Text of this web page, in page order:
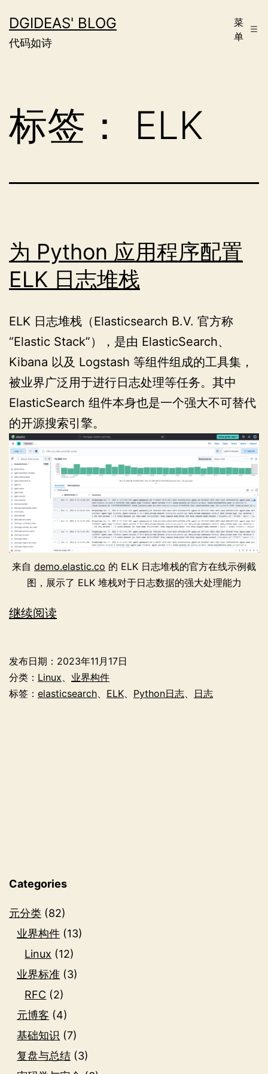
至
内
DGIDEAS' BLOG
代码如诗
菜
单
标签： ELK
为 Python 应用程序配置
ELK 日志堆栈
ELK 日志堆栈（Elasticsearch B.V. 官方称
“Elastic Stack”），是由 ElasticSearch、
Kibana 以及 Logstash 等组件组成的工具集，
被业界广泛用于进行日志处理等任务。其中
ElasticSearch 组件本身也是一个强大不可替代
的开源搜索引擎。
来自 demo.elastic.co 的 ELK 日志堆栈的官方在线示例截
图，展示了 ELK 堆栈对于日志数据的强大处理能力
继续阅读
用
程
发布日期： 2023年11月17日
分类： Linux、 业界构件
标签： elasticsearch、 ELK、 Python日志、 日志
Categories
元分类 (82)
业界构件 (13)
Linux (12)
业界标准 (3)
RFC (2)
元博客 (4)
基础知识 (7)
复盘与总结 (3)